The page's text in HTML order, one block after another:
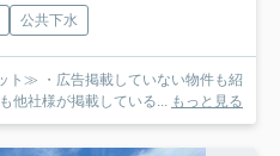
公共下水
ト≫ ・広告掲載していない物件も紹
他社様が掲載している... もっと見る